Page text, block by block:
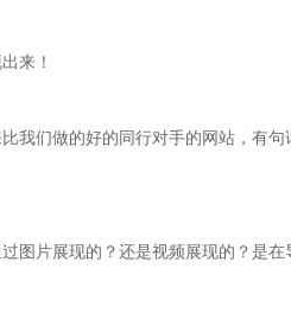
来！
我们做的好的同行对手的网站，有
图片展现的？还是视频展现的？是